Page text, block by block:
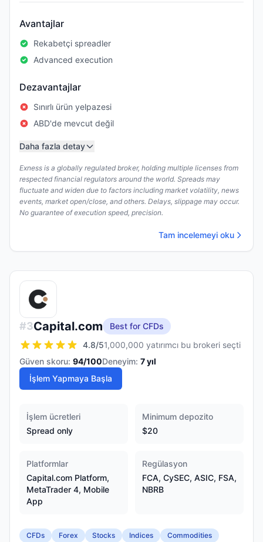
Avantajlar
Rekabetçi spreadler
Advanced execution
Dezavantajlar
Sınırlı ürün yelpazesi
ABD'de mevcut değil
Daha fazla detay
Exness is a globally regulated broker, holding multiple licenses from
respected financial regulators around the world. Spreads may
fluctuate and widen due to factors including market volatility, news
events, market open/close, and others. Delays, slippage may occur.
No guarantee of execution speed, precision.
Tam incelemeyi oku
#3Capital.com
Best for CFDs
4.8/51,000,000 yatırımcı bu brokeri seçti
Güven skoru: 94/100Deneyim: 7yıl
İşlem Yapmaya Başla
İşlem ücretleri
Spread only
Minimum depozito
$20
Platformlar
Capital.com Platform,
MetaTrader 4, Mobile
App
Regülasyon
FCA, CySEC, ASIC, FSA,
NBRB
CFDs Forex Stocks Indices Commodities